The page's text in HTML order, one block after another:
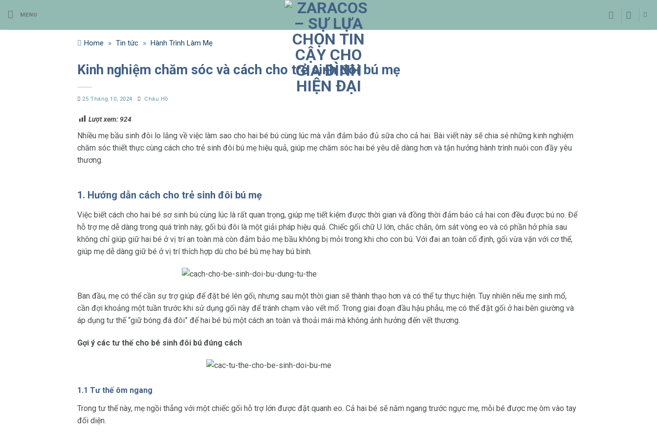
qua
nội
MENU
Home » Tin tức » Hành Trình Làm Mẹ
Kinh nghiệm chăm sóc và cách cho trẻ sinh đôi bú mẹ
25 Tháng 10, 2024 Châu Hồ
Lượt xem: 924
Nhiều mẹ bầu sinh đôi lo lắng về việc làm sao cho hai bé bú cùng lúc mà vẫn đảm bảo đủ sữa cho cả hai. Bài viết này sẽ chia sẻ những kinh nghiệm
chăm sóc thiết thực cùng cách cho trẻ sinh đôi bú mẹ hiệu quả, giúp mẹ chăm sóc hai bé yêu dễ dàng hơn và tận hưởng hành trình nuôi con đầy yêu
thương.
1. Hướng dẫn cách cho trẻ sinh đôi bú mẹ
Việc biết cách cho hai bé sơ sinh bú cùng lúc là rất quan trọng, giúp mẹ tiết kiệm được thời gian và đồng thời đảm bảo cả hai con đều được bú no. Để
hỗ trợ mẹ dễ dàng trong quá trình này, gối bú đôi là một giải pháp hiệu quả. Chiếc gối chữ U lớn, chắc chắn, ôm sát vòng eo và có phần hở phía sau
không chỉ giúp giữ hai bé ở vị trí an toàn mà còn đảm bảo mẹ bầu không bị mỏi trong khi cho con bú. Với đai an toàn cố định, gối vừa vặn với cơ thể,
giúp mẹ dễ dàng giữ bé ở vị trí thích hợp dù cho bé bú mẹ hay bú bình.
Ban đầu, mẹ có thể cần sự trợ giúp để đặt bé lên gối, nhưng sau một thời gian sẽ thành thạo hơn và có thể tự thực hiện. Tuy nhiên nếu mẹ sinh mổ,
cần đợi khoảng một tuần trước khi sử dụng gối này để tránh chạm vào vết mổ. Trong giai đoạn đầu hậu phẫu, mẹ có thể đặt gối ở hai bên giường và
áp dụng tư thế “giữ bóng đá đôi” để hai bé bú một cách an toàn và thoải mái mà không ảnh hưởng đến vết thương.
Gợi ý các tư thế cho bé sinh đôi bú đúng cách
1.1 Tư thế ôm ngang
Trong tư thế này, mẹ ngồi thẳng với một chiếc gối hỗ trợ lớn được đặt quanh eo. Cả hai bé sẽ nằm ngang trước ngực mẹ, mỗi bé được mẹ ôm vào tay
đối diện.